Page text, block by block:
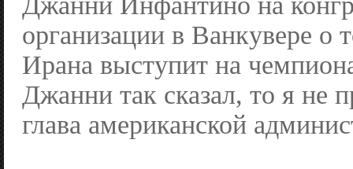
организации в Ванкувере о
Ирана выступит на
Джанни так сказал, то я не
глава американской